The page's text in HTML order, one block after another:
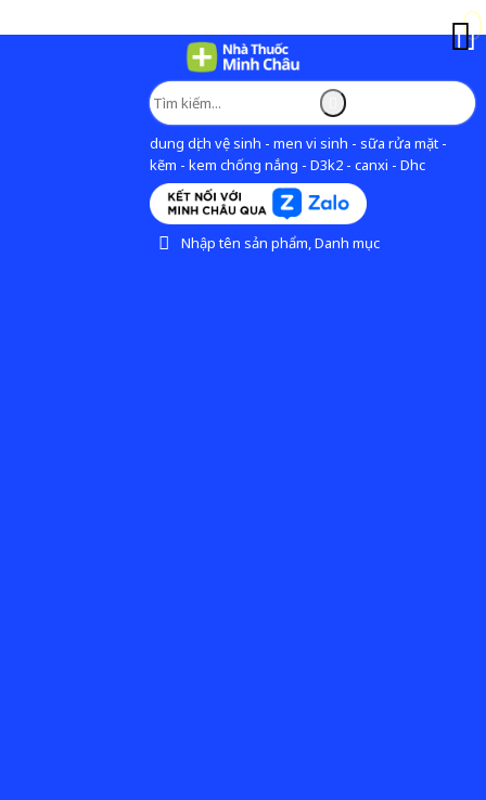
dung dịch vệ sinh - men vi sinh - sữa rửa mặt -
kẽm - kem chống nắng - D3k2 - canxi - Dhc
Nhập tên sản phẩm, Danh mục